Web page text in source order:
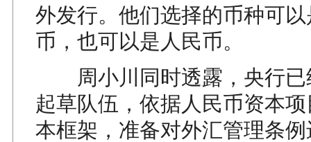
外发行。他们选择的币种可
币，也可以是人民币。
周小川同时透露，央行已
起草队伍，依据人民币资本
本框架，准备对外汇管理条